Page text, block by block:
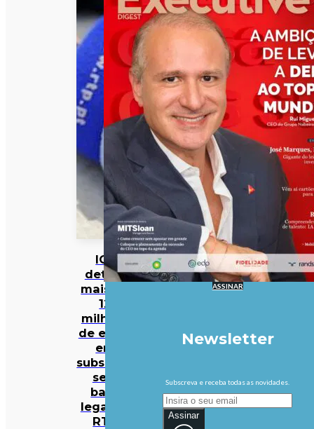
IGF
deteta
mais de
12
milhões
de euros
em
subsídios
sem
base
legal na
RTP
ASSINAR
Newsletter
Subscreva e receba todas as novidades.
Assinar